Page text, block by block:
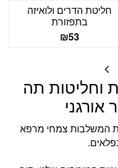
חליטת הדרים ולואיזה
בתפזורת
₪53
וחליטות תה
אורגני
המשלבות צמחי מרפא